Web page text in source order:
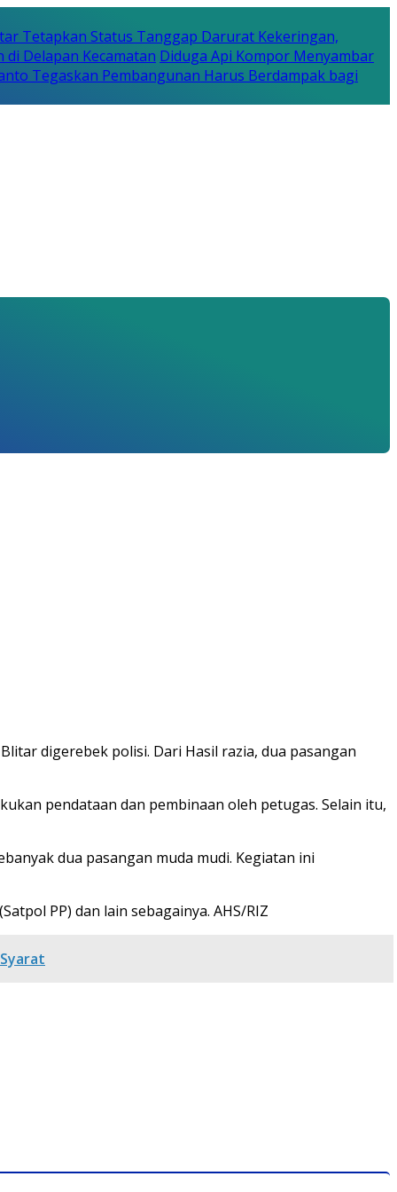
Tetapkan Status Tanggap Darurat Kekeringan,
Delapan Kecamatan Diduga Api Kompor Menyambar
Tegaskan Pembangunan Harus Berdampak bagi
digerebek polisi. Dari Hasil razia, dua pasangan
pendataan dan pembinaan oleh petugas. Selain itu,
dua pasangan muda mudi. Kegiatan ini
PP) dan lain sebagainya. AHS/RIZ